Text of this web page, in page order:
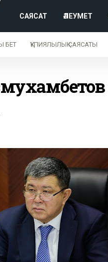
САЯСАТ ӘЛЕУМЕТ
БЕТ ҚҰПИЯЛЫЛЫҚ САЯСАТЫ